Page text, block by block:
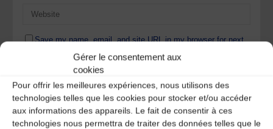
Gérer le consentement aux
cookies
Pour offrir les meilleures expériences, nous utilisons des
technologies telles que les cookies pour stocker et/ou accéder
aux informations des appareils. Le fait de consentir à ces
technologies nous permettra de traiter des données telles que le
Save my name, email, and site URL in my browser for next
Ce site utilise Akismet pour réduire les indésirables.En
savoir plus sur la façon dont les données de vos
commentaires sont traitées.